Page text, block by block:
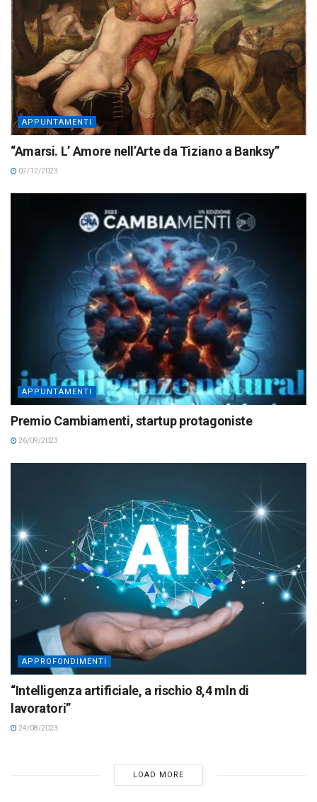
APPUNTAMENTI
“Amarsi. L’ Amore nell’Arte da Tiziano a Banksy”
07/12/2023
APPUNTAMENTI
Premio Cambiamenti, startup protagoniste
26/09/2023
APPROFONDIMENTI
“Intelligenza artificiale, a rischio 8,4 mln di
lavoratori”
24/08/2023
LOAD MORE